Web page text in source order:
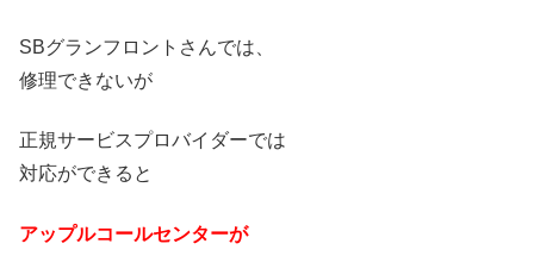
SBグランフロントさんでは、
修理できないが
正規サービスプロバイダーでは
対応ができると
アップルコールセンターが